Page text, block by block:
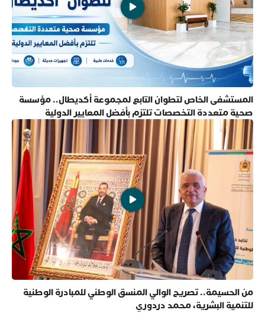
المستشفى الخاص لتطوان التابع لمجموعة أكديطال.. مؤسسة
صحية متعددة التخصصات تلتزم بأفضل المعايير الدولية
من الحسيمة.. تصريح الوالي المنسق الوطني للمبادرة الوطنية
للتنمية البشرية، محمد دردوري